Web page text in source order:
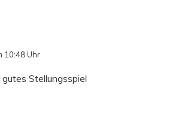
10:48 Uhr
Stellungsspiel